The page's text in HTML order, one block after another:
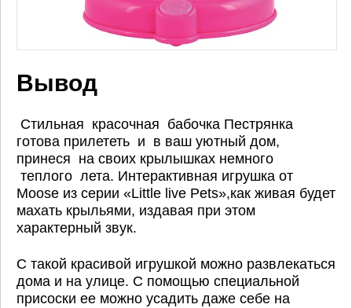
Вывод
Стильная красочная бабочка Пестрянка
готова прилететь и в ваш уютный дом,
принеся на своих крылышках немного
теплого лета. Интерактивная игрушка от
Moose из серии «Little live Pets»,как живая будет
махать крыльями, издавая при этом
характерный звук.
С такой красивой игрушкой можно развлекаться
дома и на улице. С помощью специальной
присоски ее можно усадить даже себе на